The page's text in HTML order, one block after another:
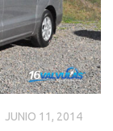
JUNIO 11, 2014